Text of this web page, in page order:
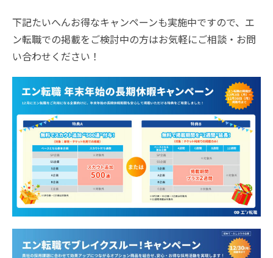
下記たいへんお得なキャンペーンも実施中ですので、エ
ン転職での掲載をご検討中の方はお気軽にご相談・お問
い合わせください！